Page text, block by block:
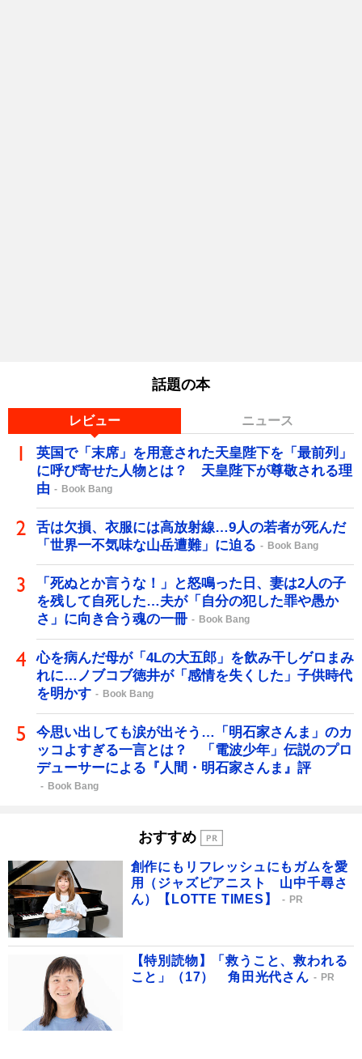
話題の本
レビュー ニュース
英国で「末席」を用意された天皇陛下を「最前列」
に呼び寄せた人物とは？ 天皇陛下が尊敬される理
由
Book Bang
舌は欠損、衣服には高放射線…9人の若者が死んだ
「世界一不気味な山岳遭難」に迫る
Book Bang
「死ぬとか言うな！」と怒鳴った日、妻は2人の子
を残して自死した…夫が「自分の犯した罪や愚か
さ」に向き合う魂の一冊
Book Bang
心を病んだ母が「4Lの大五郎」を飲み干しゲロまみ
れに…ノブコブ徳井が「感情を失くした」子供時代
を明かす
Book Bang
今思い出しても涙が出そう…「明石家さんま」のカ
ッコよすぎる一言とは？ 「電波少年」伝説のプロ
デューサーによる『人間・明石家さんま』評
Book Bang
おすすめ
創作にもリフレッシュにもガムを愛
用（ジャズピアニスト 山中千尋さ
ん）【LOTTE TIMES】
PR
【特別読物】「救うこと、救われる
こと」（17） 角田光代さん
PR